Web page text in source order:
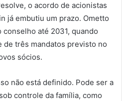
o acordo de acionistas
já embutiu um prazo. Ometto
até 2031, quando
de três mandatos previsto no
sócios.
não está definido. Pode ser a
controle da família, como